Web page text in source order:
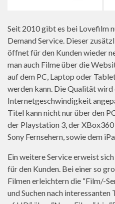
Seit 2010 gibt es bei Lovefilm
Demand Service. Dieser
öffnet für den Kunden wieder
man auch Filme über die
auf dem PC, Laptop oder
werden kann. Die Qualität
Internetgeschwindigkeit
Titel kann nicht nur über den
der Playstation 3, der
Sony Fernsehern, sowie dem
Ein weitere Service erweist
für den Kunden. Bei einer so
Filmen erleichtern die “Film/-
und Suchen nach